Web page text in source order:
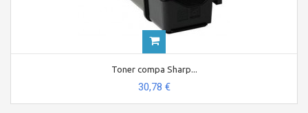
Toner compa Sharp...
30,78 €